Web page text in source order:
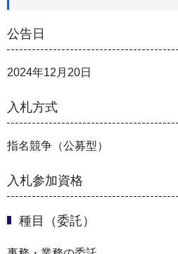
公告日
2024年12月20日
入札方式
指名競争（公募型）
入札参加資格
種目（委託）